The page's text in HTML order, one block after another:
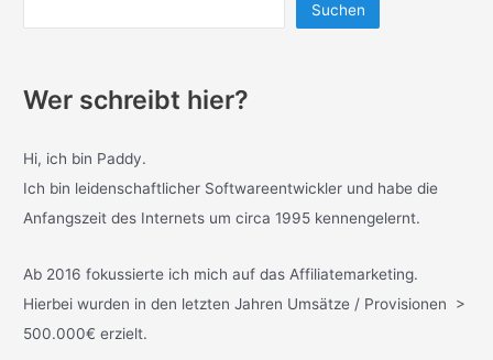
Suchen
Wer schreibt hier?
Hi, ich bin Paddy.
Ich bin leidenschaftlicher Softwareentwickler und habe die
Anfangszeit des Internets um circa 1995 kennengelernt.
Ab 2016 fokussierte ich mich auf das Affiliatemarketing.
Hierbei wurden in den letzten Jahren Umsätze / Provisionen >
500.000€ erzielt.